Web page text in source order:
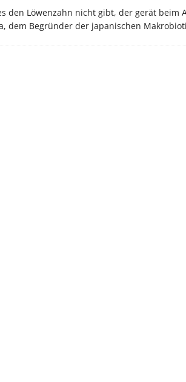
den Löwenzahn nicht gibt, der gerät
dem Begründer der japanischen